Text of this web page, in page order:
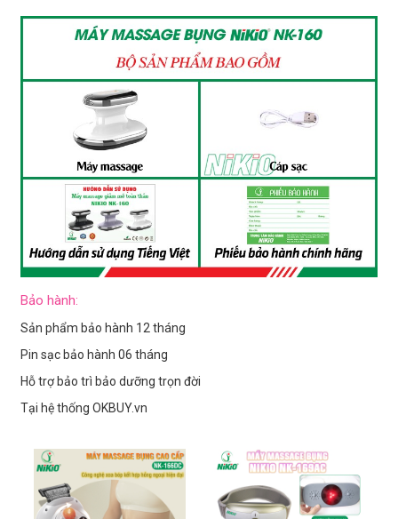
Bảo hành:
Sản phẩm bảo hành 12 tháng
Pin sạc bảo hành 06 tháng
Hỗ trợ bảo trì bảo dưỡng trọn đời
Tại hệ thống OKBUY.vn